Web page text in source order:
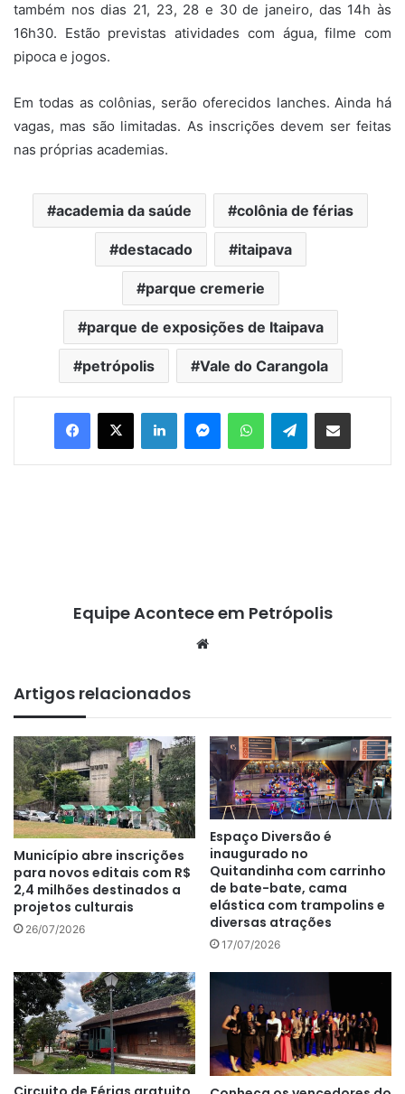
também nos dias 21, 23, 28 e 30 de janeiro, das 14h às
16h30. Estão previstas atividades com água, filme com
pipoca e jogos.
Em todas as colônias, serão oferecidos lanches. Ainda há
vagas, mas são limitadas. As inscrições devem ser feitas
nas próprias academias.
academia da saúde colônia de férias
destacado itaipava
parque cremerie
parque de exposições de Itaipava
petrópolis Vale do Carangola
Telegram
Equipe Acontece em Petrópolis
Artigos relacionados
Município abre inscrições
para novos editais com R$
2,4 milhões destinados a
projetos culturais
26/07/2026
Espaço Diversão é
inaugurado no
Quitandinha com carrinho
de bate-bate, cama
elástica com trampolins e
diversas atrações
17/07/2026